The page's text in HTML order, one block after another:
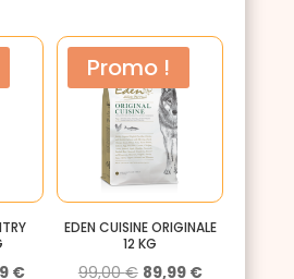
actuel
81,00 €.
initial
était :
92,50 €.
actuel
€Le
Promo !
EDEN CUISINE ORIGINALE
12 KG
99,00€ Le
89,99 €Le